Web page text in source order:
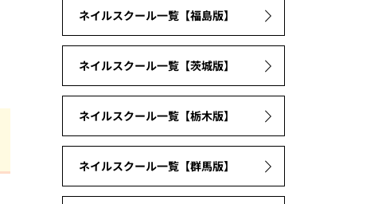
ネイルスクール一覧【福島版】
ネイルスクール一覧【茨城版】
ネイルスクール一覧【栃木版】
ネイルスクール一覧【群馬版】